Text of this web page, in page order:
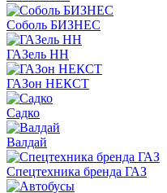
Соболь БИЗНЕС
ГАЗель НН
ГАЗон НЕКСТ
Садко
Валдай
Спецтехника бренда ГАЗ